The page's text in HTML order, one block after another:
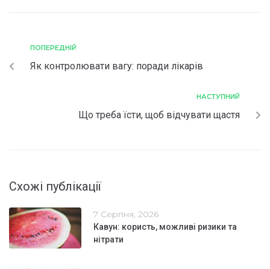
ПОПЕРЕДНІЙ
Як контролювати вагу: поради лікарів
НАСТУПНИЙ
Що треба їсти, щоб відчувати щастя
Схожі публікації
7 Серпня, 2026
Кавун: користь, можливі ризики та
нітрати